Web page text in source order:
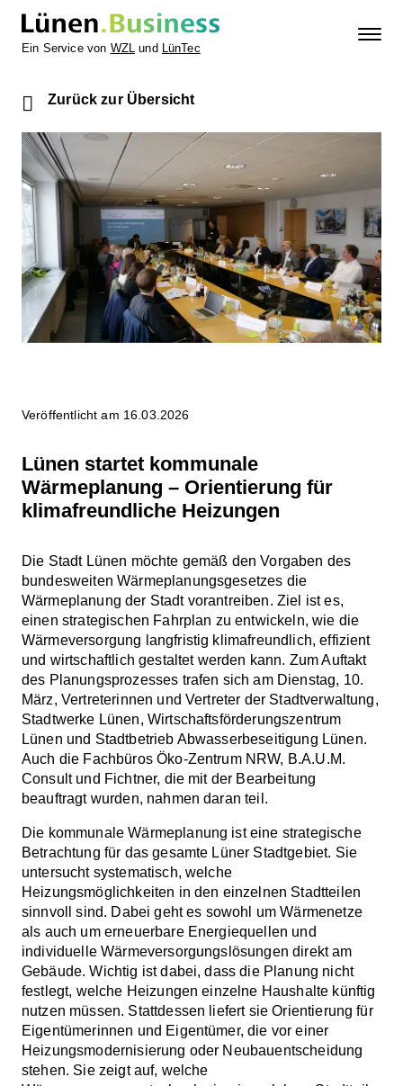
Ein Service von WZL und LünTec
Zurück zur Übersicht
Veröffentlicht am 16.03.2026
Lünen startet kommunale
Wärmeplanung – Orientierung für
klimafreundliche Heizungen
Die Stadt Lünen möchte gemäß den Vorgaben des
bundesweiten Wärmeplanungsgesetzes die
Wärmeplanung der Stadt vorantreiben. Ziel ist es,
einen strategischen Fahrplan zu entwickeln, wie die
Wärmeversorgung langfristig klimafreundlich, effizient
und wirtschaftlich gestaltet werden kann. Zum Auftakt
des Planungsprozesses trafen sich am Dienstag, 10.
März, Vertreterinnen und Vertreter der Stadtverwaltung,
Stadtwerke Lünen, Wirtschaftsförderungszentrum
Lünen und Stadtbetrieb Abwasserbeseitigung Lünen.
Auch die Fachbüros Öko-Zentrum NRW, B.A.U.M.
Consult und Fichtner, die mit der Bearbeitung
beauftragt wurden, nahmen daran teil.
Die kommunale Wärmeplanung ist eine strategische
Betrachtung für das gesamte Lüner Stadtgebiet. Sie
untersucht systematisch, welche
Heizungsmöglichkeiten in den einzelnen Stadtteilen
sinnvoll sind. Dabei geht es sowohl um Wärmenetze
als auch um erneuerbare Energiequellen und
individuelle Wärmeversorgungslösungen direkt am
Gebäude. Wichtig ist dabei, dass die Planung nicht
festlegt, welche Heizungen einzelne Haushalte künftig
nutzen müssen. Stattdessen liefert sie Orientierung für
Eigentümerinnen und Eigentümer, die vor einer
Heizungsmodernisierung oder Neubauentscheidung
stehen. Sie zeigt auf, welche